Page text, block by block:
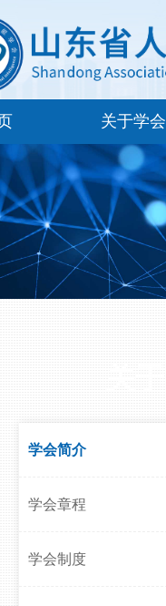
关于学会
学会简介
学会章程
学会制度